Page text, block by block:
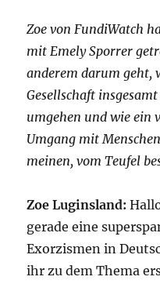
Zoe von FundiWatch
mit Emely Sporrer
anderem darum geht,
Gesellschaft
umgehen und wie ein
Umgang mit
meinen, vom Teufel
Zoe Luginsland:
gerade eine
Exorzismen in
ihr zu dem Thema